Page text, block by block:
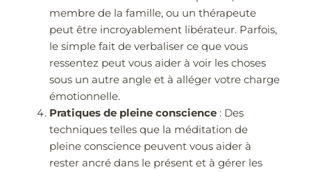
membre de la famille, ou un thérapeute
peut être incroyablement libérateur. Parfois,
le simple fait de verbaliser ce que vous
ressentez peut vous aider à voir les choses
sous un autre angle et à alléger votre charge
émotionnelle.
Pratiques de pleine conscience : Des
techniques telles que la méditation de
pleine conscience peuvent vous aider à
rester ancré dans le présent et à gérer les